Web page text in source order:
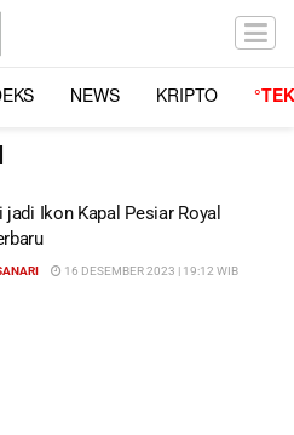
NEWS KRIPTO
Ikon Kapal Pesiar Royal
16 DESEMBER 2023 | 19:12 WIB